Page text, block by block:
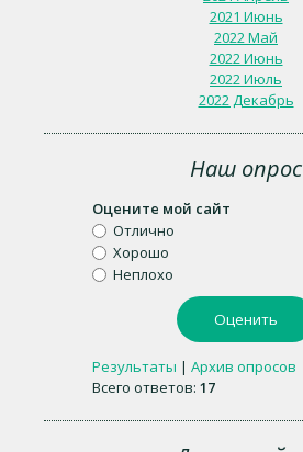
2021 Июнь
2022 Май
2022 Июнь
2022 Июль
2022 Декабрь
Наш опрос
Оцените мой сайт
Отлично
Хорошо
Неплохо
Результаты | Архив опросов
Всего ответов: 17